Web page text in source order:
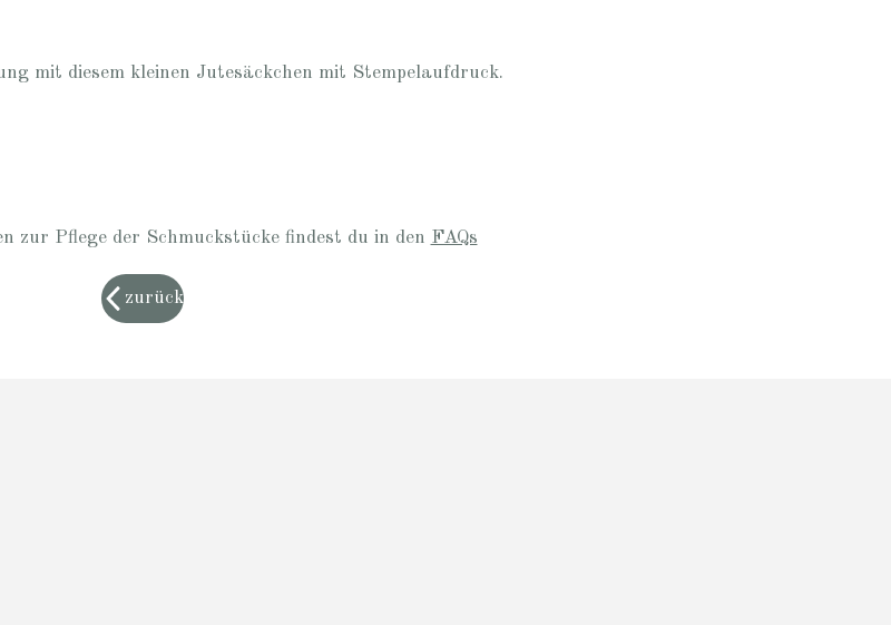
mit diesem kleinen Jutesäckchen mit Stempelaufdruck.
zur Pflege der Schmuckstücke findest du in den FAQs
zurück